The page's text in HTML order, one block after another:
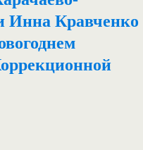
Инна Кравченко